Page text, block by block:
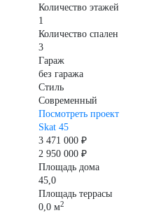
Количество этажей
1
Количество спален
3
Гараж
без гаража
Стиль
Современный
Посмотреть проект
Skat 45
3 471 000 ₽
2 950 000 ₽
Площадь дома
45,0
Площадь террасы
0,0 м2